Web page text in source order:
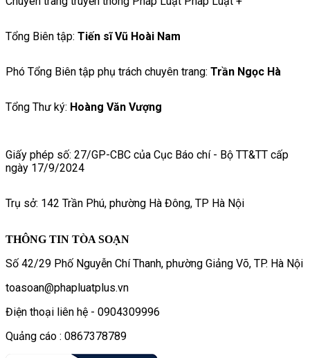
Tổng Biên tập: Tiến sĩ Vũ Hoài Nam
Phó Tổng Biên tập phụ trách chuyên trang: Trần Ngọc Hà
Tổng Thư ký: Hoàng Văn Vượng
Giấy phép số: 27/GP-CBC của Cục Báo chí - Bộ TT&TT cấp
ngày 17/9/2024
Trụ sở: 142 Trần Phú, phường Hà Đông, TP Hà Nội
THÔNG TIN TÒA SOẠN
Số 42/29 Phố Nguyễn Chí Thanh, phường Giảng Võ, TP. Hà Nội
toasoan@phapluatplus.vn
Điện thoại liên hệ - 0904309996
Quảng cáo : 0867378789